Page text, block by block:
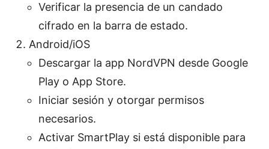
Verificar la presencia de un candado
cifrado en la barra de estado.
Android/iOS
Descargar la app NordVPN desde Google
Play o App Store.
Iniciar sesión y otorgar permisos
necesarios.
Activar SmartPlay si está disponible para